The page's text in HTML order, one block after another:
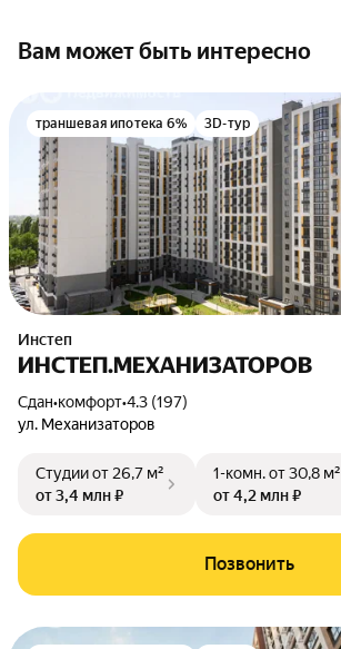
Вам может быть интересно
траншевая ипотека 6% 3D-тур
Инстеп
ИНСТЕП.МЕХАНИЗАТОРОВ
Сдан•комфорт•4.3 (197)
ул. Механизаторов
Студииот 26,7 м²
от 3,4 млн ₽
1-комн.от 30,8 м²
от 4,2 млн ₽
Позвонить